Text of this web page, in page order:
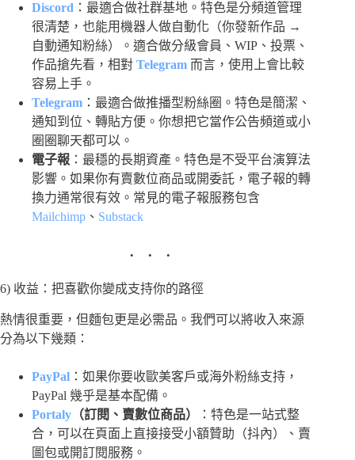
Discord ：最適合做社群基地。特色是分頻道管理
很清楚，也能用機器人做自動化（你發新作品 →
自動通知粉絲）。適合做分級會員、WIP、投票、
作品搶先看，相對 Telegram 而言，使用上會比較
容易上手。
Telegram ：最適合做推播型粉絲圈。特色是簡潔、
通知到位、轉貼方便。你想把它當作公告頻道或小
圈圈聊天都可以。
電子報 ：最穩的長期資產。特色是不受平台演算法
影響。如果你有賣數位商品或開委託，電子報的轉
換力通常很有效。常見的電子報服務包含
Mailchimp 、 Substack
6) 收益：把喜歡你變成支持你的路徑
熱情很重要，但麵包更是必需品。我們可以將收入來源
分為以下幾類：
PayPal ：如果你要收歐美客戶或海外粉絲支持，
PayPal 幾乎是基本配備。
Portaly （訂閱、賣數位商品）
：特色是一站式整
合，可以在頁面上直接接受小額贊助（抖內）、賣
圖包或開訂閱服務。